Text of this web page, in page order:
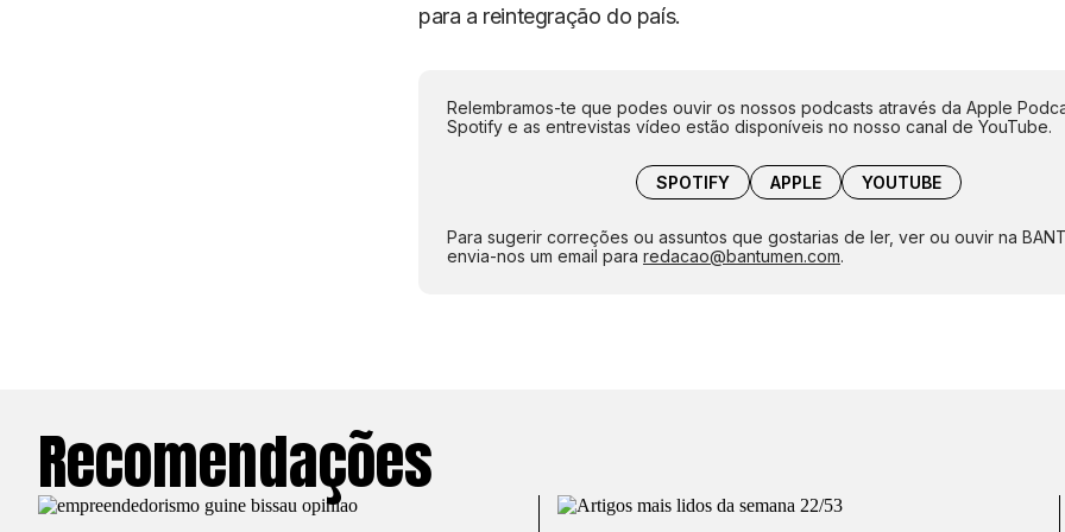
para a reintegração do país.
Relembramos-te que podes ouvir os nossos podcasts através da Apple
Spotify e as entrevistas vídeo estão disponíveis no nosso canal de YouTube.
SPOTIFY APPLE YOUTUBE
Para sugerir correções ou assuntos que gostarias de ler, ver ou ouvir na
envia-nos um email para redacao@bantumen.com.
Recomendações